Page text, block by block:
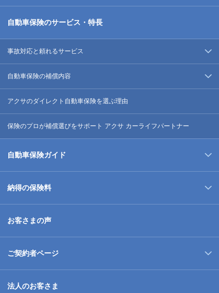
自動車保険のサービス・特長
事故対応と頼れるサービス
自動車保険の補償内容
アクサのダイレクト自動車保険を選ぶ理由
保険のプロが補償選びをサポート アクサ カーライフパートナー
自動車保険ガイド
納得の保険料
お客さまの声
ご契約者ページ
法人のお客さま